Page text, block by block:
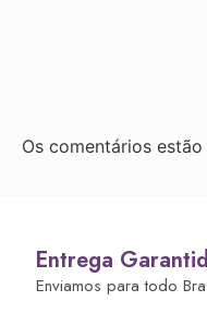
Os comentários
Entrega
Enviamos para todo